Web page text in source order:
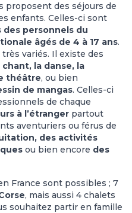
proposent des séjours de
enfants. Celles-ci sont
des personnels du
âgés de 4 à 17 ans.
variés. Il existe des
chant, la danse, la
théâtre, ou bien
de mangas. Celles-ci
de chaque
à l’étranger partout
aventuriers ou férus de
des activités
ou bien encore des
France sont possibles ; 7
, mais aussi 4 chalets
souhaitez partir en famille